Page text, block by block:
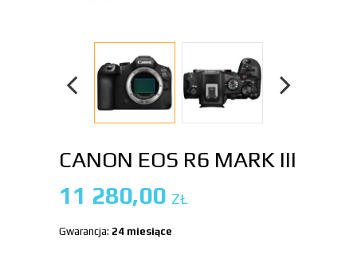
CANON EOS R6 MARK III
11 280,00 ZŁ
Gwarancja: 24 miesiące